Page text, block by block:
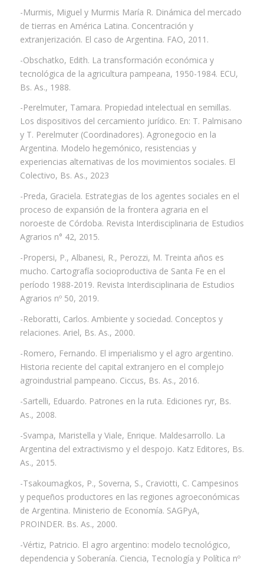
-Murmis, Miguel y Murmis María R. Dinámica del mercado
de tierras en América Latina. Concentración y
extranjerización. El caso de Argentina. FAO, 2011.
-Obschatko, Edith. La transformación económica y
tecnológica de la agricultura pampeana, 1950-1984. ECU,
Bs. As., 1988.
-Perelmuter, Tamara. Propiedad intelectual en semillas.
Los dispositivos del cercamiento jurídico. En: T. Palmisano
y T. Perelmuter (Coordinadores). Agronegocio en la
Argentina. Modelo hegemónico, resistencias y
experiencias alternativas de los movimientos sociales. El
Colectivo, Bs. As., 2023
-Preda, Graciela. Estrategias de los agentes sociales en el
proceso de expansión de la frontera agraria en el
noroeste de Córdoba. Revista Interdisciplinaria de Estudios
Agrarios n° 42, 2015.
-Propersi, P., Albanesi, R., Perozzi, M. Treinta años es
mucho. Cartografía socioproductiva de Santa Fe en el
período 1988-2019. Revista Interdisciplinaria de Estudios
Agrarios nº 50, 2019.
-Reboratti, Carlos. Ambiente y sociedad. Conceptos y
relaciones. Ariel, Bs. As., 2000.
-Romero, Fernando. El imperialismo y el agro argentino.
Historia reciente del capital extranjero en el complejo
agroindustrial pampeano. Ciccus, Bs. As., 2016.
-Sartelli, Eduardo. Patrones en la ruta. Ediciones ryr, Bs.
As., 2008.
-Svampa, Maristella y Viale, Enrique. Maldesarrollo. La
Argentina del extractivismo y el despojo. Katz Editores, Bs.
As., 2015.
-Tsakoumagkos, P., Soverna, S., Craviotti, C. Campesinos
y pequeños productores en las regiones agroeconómicas
de Argentina. Ministerio de Economía. SAGPyA,
PROINDER. Bs. As., 2000.
-Vértiz, Patricio. El agro argentino: modelo tecnológico,
dependencia y Soberanía. Ciencia, Tecnología y Política nº